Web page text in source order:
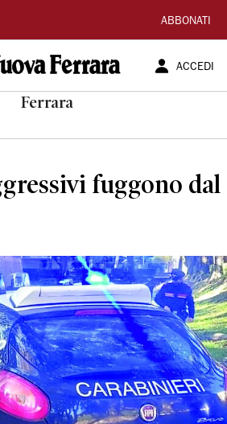
ABBONATI
ACCEDI
Ferrara
fuggono dal